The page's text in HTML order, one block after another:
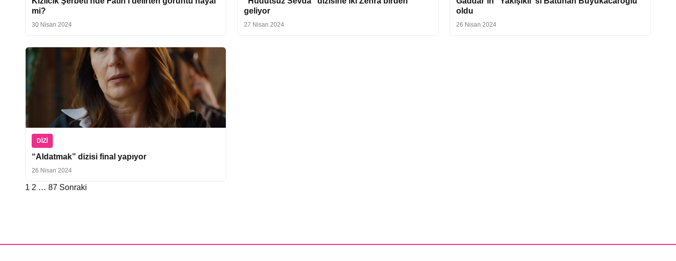
mi?
30 Nisan 2024
geliyor
27 Nisan 2024
oldu
26 Nisan 2024
DIZI
“Aldatmak” dizisi final yapıyor
26 Nisan 2024
Yazı
1 2 … 87 Sonraki